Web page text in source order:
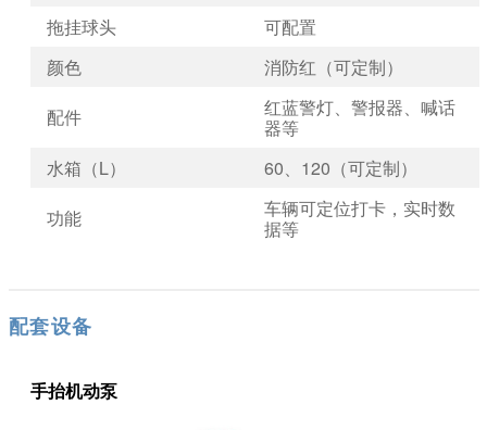
拖挂球头
可配置
颜色
消防红（可定制）
配件
红蓝警灯、警报器、喊话
器等
水箱（L）
60、120（可定制）
功能
车辆可定位打卡，实时数
据等
配套设备
手抬机动泵